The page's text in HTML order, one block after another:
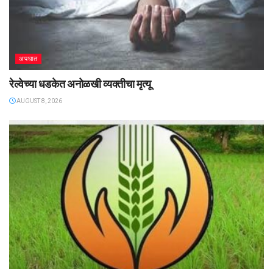
अपघात
रेल्वेच्या धडकेत अनोळखी व्यक्तीचा मृत्यू
AUGUST 8, 2026